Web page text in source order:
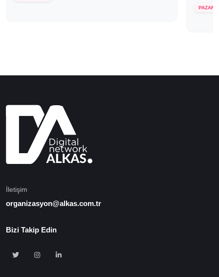
İletişim
organizasyon@alkas.com.tr
Bizi Takip Edin